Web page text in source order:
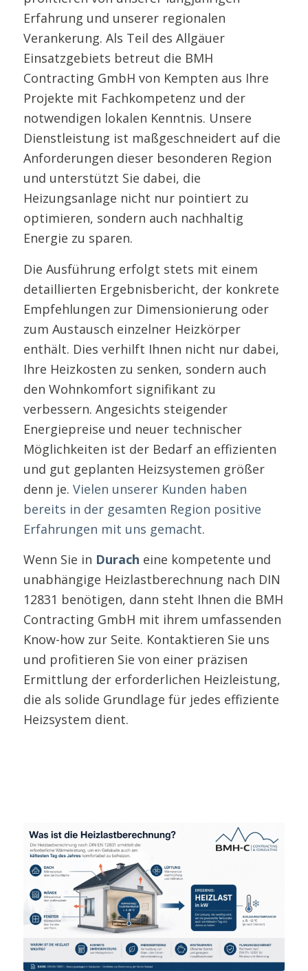
Erfahrung und unserer regionalen
Verankerung. Als Teil des Allgäuer
Einsatzgebiets betreut die BMH
Contracting GmbH von Kempten aus Ihre
Projekte mit Fachkompetenz und der
notwendigen lokalen Kenntnis. Unsere
Dienstleistung ist maßgeschneidert auf die
Anforderungen dieser besonderen Region
und unterstützt Sie dabei, die
Heizungsanlage nicht nur pointiert zu
optimieren, sondern auch nachhaltig
Energie zu sparen.
Die Ausführung erfolgt stets mit einem
detaillierten Ergebnisbericht, der konkrete
Empfehlungen zur Dimensionierung oder
zum Austausch einzelner Heizkörper
enthält. Dies verhilft Ihnen nicht nur dabei,
Ihre Heizkosten zu senken, sondern auch
den Wohnkomfort signifikant zu
verbessern. Angesichts steigender
Energiepreise und neuer technischer
Möglichkeiten ist der Bedarf an effizienten
und gut geplanten Heizsystemen größer
denn je. Vielen unserer Kunden haben
bereits in der gesamten Region positive
Erfahrungen mit uns gemacht.
Wenn Sie in Durach eine kompetente und
unabhängige Heizlastberechnung nach DIN
12831 benötigen, dann steht Ihnen die BMH
Contracting GmbH mit ihrem umfassenden
Know-how zur Seite. Kontaktieren Sie uns
und profitieren Sie von einer präzisen
Ermittlung der erforderlichen Heizleistung,
die als solide Grundlage für jedes effiziente
Heizsystem dient.